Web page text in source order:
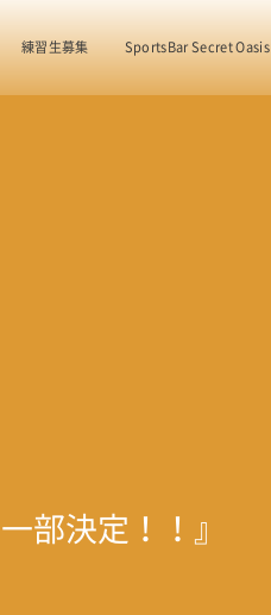
練習生募集 SportsBar Secret Oasis
部決定！！』